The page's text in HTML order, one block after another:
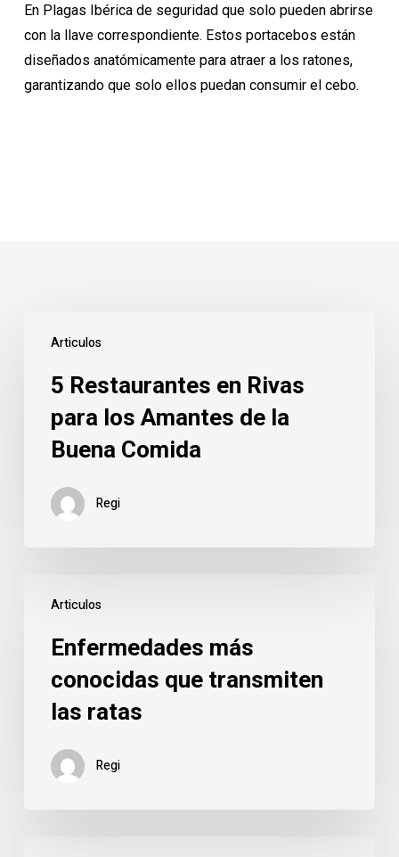
En Plagas Ibérica de seguridad que solo pueden abrirse
con la llave correspondiente. Estos portacebos están
diseñados anatómicamente para atraer a los ratones,
garantizando que solo ellos puedan consumir el cebo.
Articulos
Restaurantes
Rivas5 Restaurantes en Rivas
para los Amantes de la
Buena Comida
Regi
Articulos
conocidas
transmiten
Enfermedades más
conocidas que transmiten
las ratas
Regi